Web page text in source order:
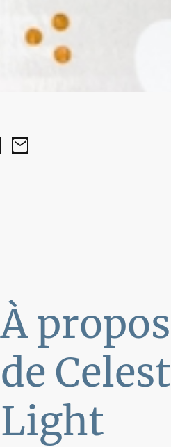
À propos
de Celest
Light